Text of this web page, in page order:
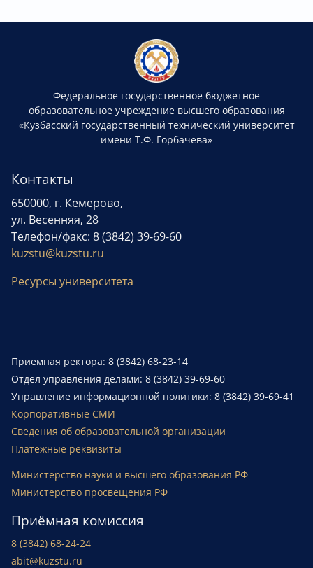
Федеральное государственное бюджетное
образовательное учреждение высшего образования
«Кузбасский государственный технический университет
имени Т.Ф. Горбачева»
Контакты
650000, г. Кемерово,
ул. Весенняя, 28
Телефон/факс: 8 (3842) 39-69-60
kuzstu@kuzstu.ru
Ресурсы университета
Приемная ректора: 8 (3842) 68-23-14
Отдел управления делами: 8 (3842) 39-69-60
Управление информационной политики: 8 (3842) 39-69-41
Корпоративные СМИ
Сведения об образовательной организации
Платежные реквизиты
Министерство науки и высшего образования РФ
Министерство просвещения РФ
Приёмная комиссия
8 (3842) 68-24-24
abit@kuzstu.ru